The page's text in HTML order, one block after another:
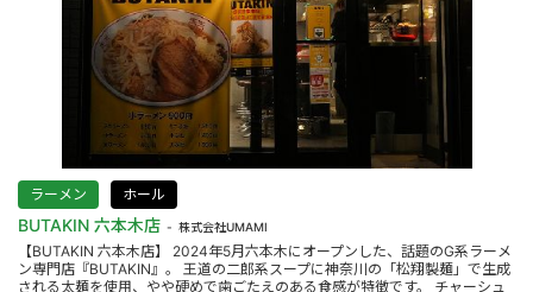
ラーメン ホール
BUTAKIN 六本木店 株式会社UMAMI
【BUTAKIN 六本木店】 2024年5月六本木にオープンした、話題のG系ラーメ
ン専門店『BUTAKIN』。 王道の二郎系スープに神奈川の「松翔製麺」で生成
される太麺を使用、やや硬めで歯ごたえのある食感が特徴です。 チャーシュ